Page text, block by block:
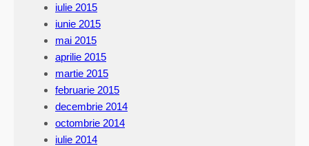
iulie 2015
iunie 2015
mai 2015
aprilie 2015
martie 2015
februarie 2015
decembrie 2014
octombrie 2014
iulie 2014